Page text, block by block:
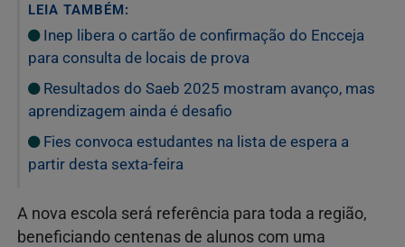
LEIA TAMBÉM:
Inep libera o cartão de confirmação do Encceja
para consulta de locais de prova
Resultados do Saeb 2025 mostram avanço, mas
aprendizagem ainda é desafio
Fies convoca estudantes na lista de espera a
partir desta sexta-feira
A nova escola será referência para toda a região,
beneficiando centenas de alunos com uma